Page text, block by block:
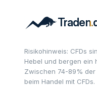
Risikohinweis: CFDs
Hebel und bergen ein
Zwischen 74-89%
beim Handel mit CFDs.